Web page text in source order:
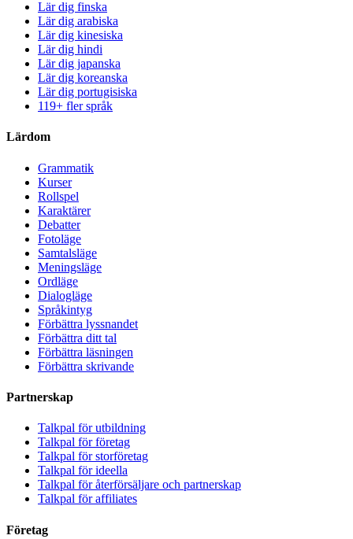
Lär dig finska
Lär dig arabiska
Lär dig kinesiska
Lär dig hindi
Lär dig japanska
Lär dig koreanska
Lär dig portugisiska
119+ fler språk
Lärdom
Grammatik
Kurser
Rollspel
Karaktärer
Debatter
Fotoläge
Samtalsläge
Meningsläge
Ordläge
Dialogläge
Språkintyg
Förbättra lyssnandet
Förbättra ditt tal
Förbättra läsningen
Förbättra skrivande
Partnerskap
Talkpal för utbildning
Talkpal för företag
Talkpal för storföretag
Talkpal för ideella
Talkpal för återförsäljare och partnerskap
Talkpal för affiliates
Företag